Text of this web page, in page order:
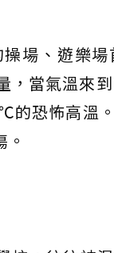
場、遊樂
，當氣溫來
恐怖高溫